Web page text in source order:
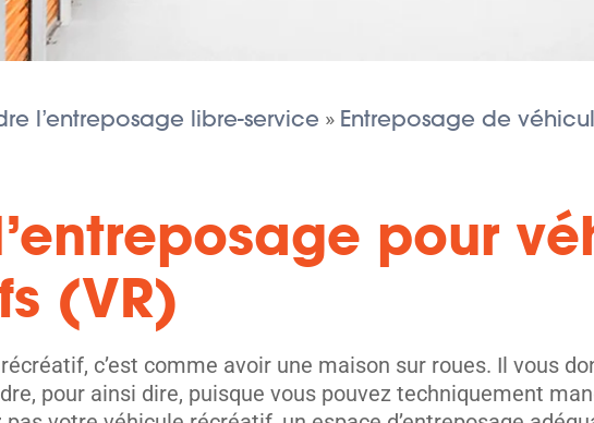
postal
l’entreposage libre-service » Entreposage de
pour
(VR)
c’est comme avoir une maison sur roues. Il vous
pour ainsi dire, puisque vous pouvez techniquement